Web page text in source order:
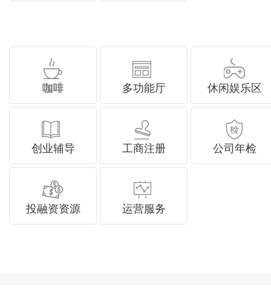
咖啡 多功能厅 休闲娱乐区
创业辅导 工商注册 公司年检
投融资资源 运营服务